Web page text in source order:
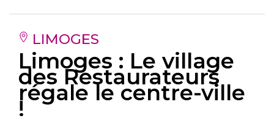
LIMOGES
Limoges : Le village
des Restaurateurs
régale le centre-ville
!